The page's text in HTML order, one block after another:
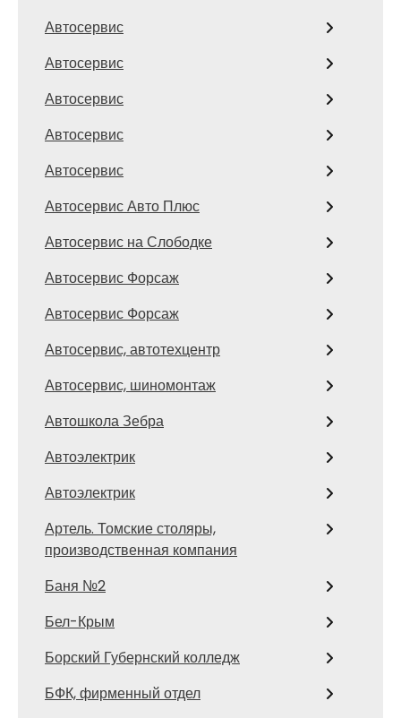
Автосервис
Автосервис
Автосервис
Автосервис
Автосервис
Автосервис Авто Плюс
Автосервис на Слободке
Автосервис Форсаж
Автосервис Форсаж
Автосервис, автотехцентр
Автосервис, шиномонтаж
Автошкола Зебра
Автоэлектрик
Автоэлектрик
Артель. Томские столяры,
производственная компания
Баня №2
Бел-Крым
Борский Губернский колледж
БФК, фирменный отдел